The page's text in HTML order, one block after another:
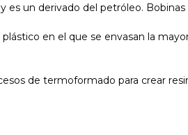
un derivado del petróleo. Bobinas
en el que se envasan la
de termoformado para crear